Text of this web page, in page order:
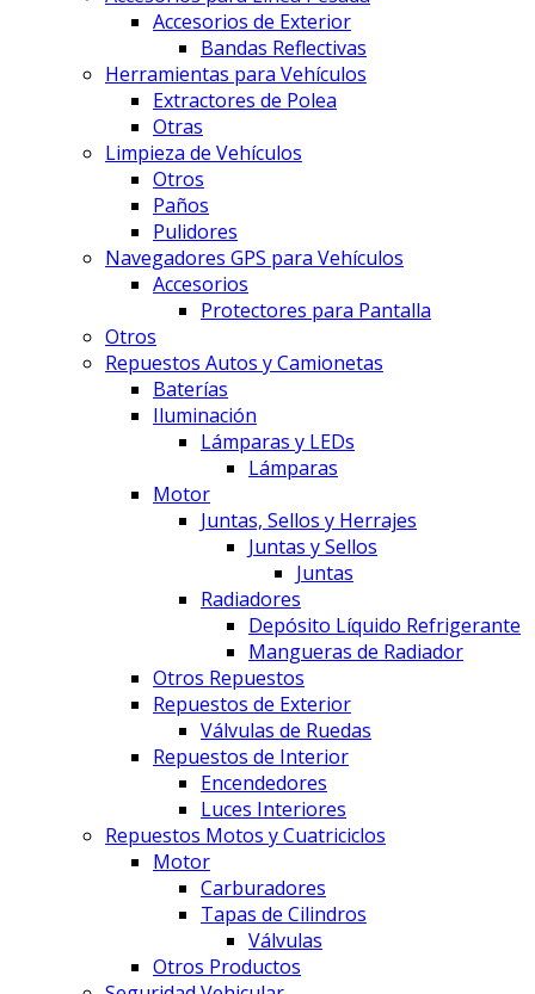
Accesorios de Exterior
Bandas Reflectivas
Herramientas para Vehículos
Extractores de Polea
Otras
Limpieza de Vehículos
Otros
Paños
Pulidores
Navegadores GPS para Vehículos
Accesorios
Protectores para Pantalla
Otros
Repuestos Autos y Camionetas
Baterías
Iluminación
Lámparas y LEDs
Lámparas
Motor
Juntas, Sellos y Herrajes
Juntas y Sellos
Juntas
Radiadores
Depósito Líquido Refrigerante
Mangueras de Radiador
Otros Repuestos
Repuestos de Exterior
Válvulas de Ruedas
Repuestos de Interior
Encendedores
Luces Interiores
Repuestos Motos y Cuatriciclos
Motor
Carburadores
Tapas de Cilindros
Válvulas
Otros Productos